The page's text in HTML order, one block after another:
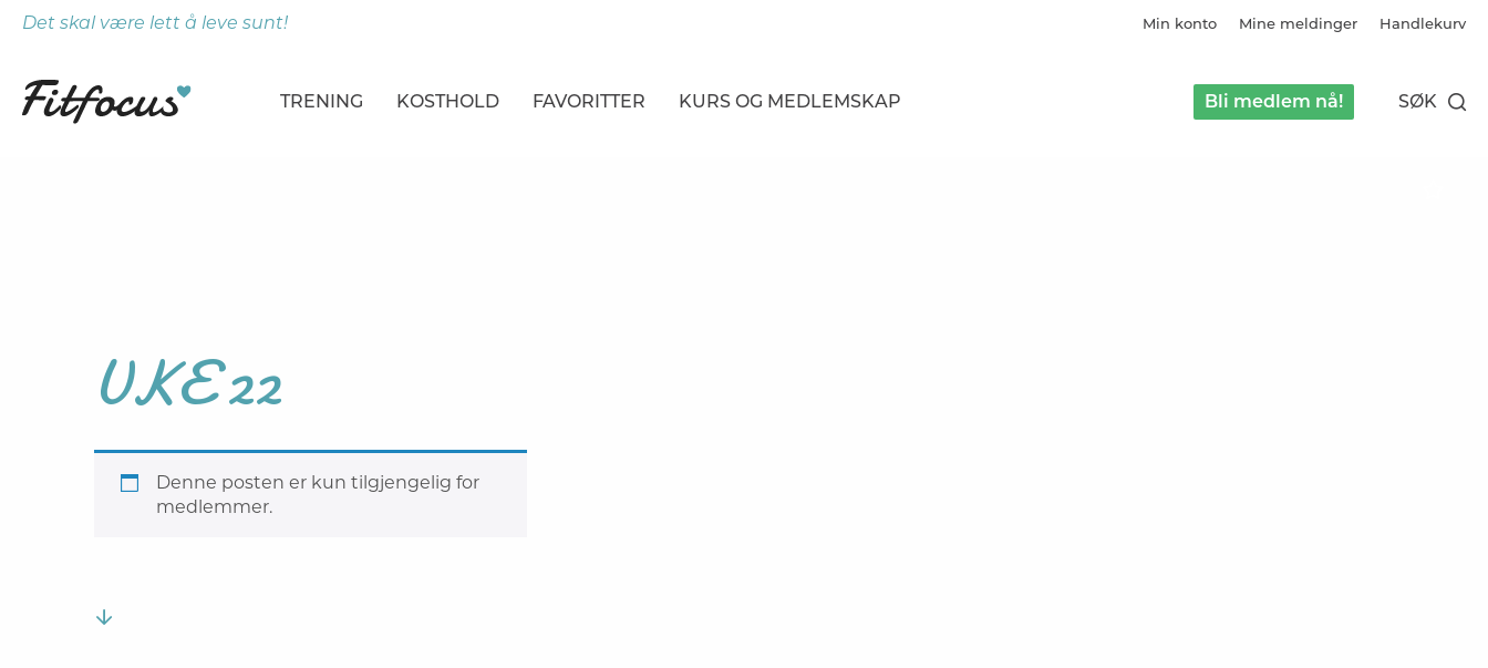
Det skal være lett å leve sunt! Min konto Mine meldinger Handlekurv
TRENING KOSTHOLD FAVORITTER KURS OG MEDLEMSKAP Bli medlem nå! SØK
UKE 22
Denne posten er kun tilgjengelig for
medlemmer.